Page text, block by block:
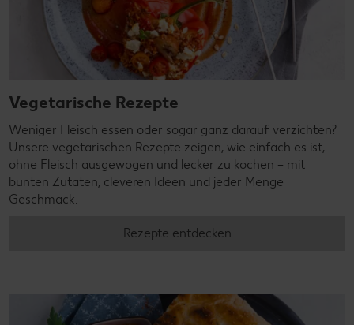
Vegetarische Rezepte
Weniger Fleisch essen oder sogar ganz darauf verzichten?
Unsere vegetarischen Rezepte zeigen, wie einfach es ist,
ohne Fleisch ausgewogen und lecker zu kochen – mit
bunten Zutaten, cleveren Ideen und jeder Menge
Geschmack.
Rezepte entdecken